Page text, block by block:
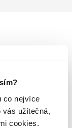
co nejvíce
vás užitečná,
cookies.
mezi
bavlny a